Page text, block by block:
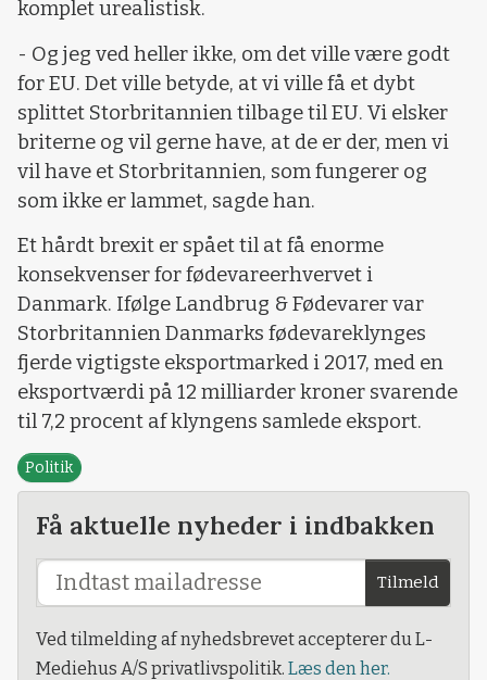
komplet urealistisk.
- Og jeg ved heller ikke, om det ville være godt
for EU. Det ville betyde, at vi ville få et dybt
splittet Storbritannien tilbage til EU. Vi elsker
briterne og vil gerne have, at de er der, men vi
vil have et Storbritannien, som fungerer og
som ikke er lammet, sagde han.
Et hårdt brexit er spået til at få enorme
konsekvenser for fødevareerhvervet i
Danmark. Ifølge Landbrug & Fødevarer var
Storbritannien Danmarks fødevareklynges
fjerde vigtigste eksportmarked i 2017, med en
eksportværdi på 12 milliarder kroner svarende
til 7,2 procent af klyngens samlede eksport.
Politik
Få aktuelle nyheder i indbakken
Tilmeld
Ved tilmelding af nyhedsbrevet accepterer du L-
Mediehus A/S privatlivspolitik. Læs den her.